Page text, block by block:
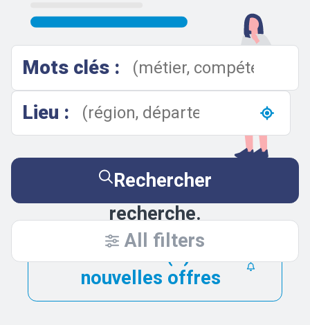
Mots clés :
Lieu :
Rechercher
All filters
Essayez de nouveau en
élargissant vos critères de
recherche.
Être alerté(e) des
nouvelles offres